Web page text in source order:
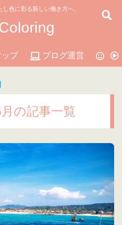
色に彩る新しい働き方へ。
プ ブログ運営 マ
の記事一覧